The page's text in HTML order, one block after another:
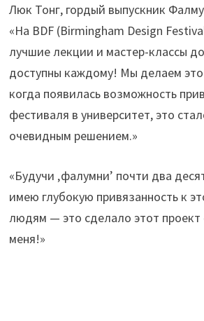
Люк Тонг, гордый выпускник
«На BDF (Birmingham Design
лучшие лекции и мастер-классы
доступны каждому! Мы делаем
когда появилась возможность
фестиваля в университет, это
очевидным решением.»
«Будучи ‚фалумни’ почти два
имею глубокую привязанность к
людям — это сделало этот
меня!»